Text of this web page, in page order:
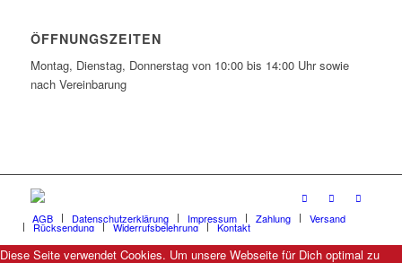
ÖFFNUNGSZEITEN
Montag, Dienstag, Donnerstag von 10:00 bis 14:00 Uhr sowie
nach Vereinbarung
AGB Datenschutzerklärung Impressum Zahlung Versand
Rücksendung Widerrufsbelehrung Kontakt
Diese Seite verwendet Cookies. Um unsere Webseite für Dich optimal zu